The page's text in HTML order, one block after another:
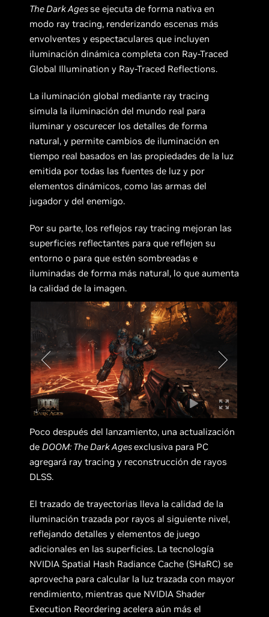
The Dark Agesse ejecuta de forma nativa en
modo ray tracing, renderizando escenas más
envolventes y espectaculares que incluyen
iluminación dinámica completa con Ray-Traced
Global Illumination y Ray-Traced Reflections.
La iluminación global mediante ray tracing
simula la iluminación del mundo real para
iluminar y oscurecer los detalles de forma
natural, y permite cambios de iluminación en
tiempo real basados en las propiedades de la luz
emitida por todas las fuentes de luz y por
elementos dinámicos, como las armas del
jugador y del enemigo.
Por su parte, los reflejos ray tracing mejoran las
superficies reflectantes para que reflejen su
entorno o para que estén sombreadas e
iluminadas de forma más natural, lo que aumenta
la calidad de la imagen.
Poco después del lanzamiento, una actualización
de DOOM: The Dark Agesexclusiva para PC
agregará ray tracing y reconstrucción de rayos
DLSS.
El trazado de trayectorias lleva la calidad de la
iluminación trazada por rayos al siguiente nivel,
reflejando detalles y elementos de juego
adicionales en las superficies. La tecnología
NVIDIA Spatial Hash Radiance Cache (SHaRC) se
aprovecha para calcular la luz trazada con mayor
rendimiento, mientras que NVIDIA Shader
Execution Reordering acelera aún más el